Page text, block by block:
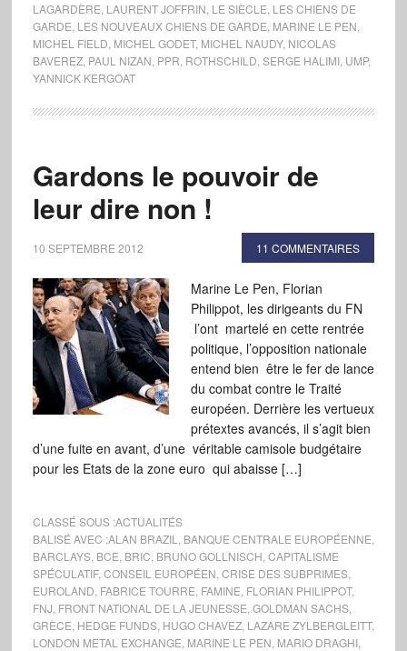
LAGARDÈRE LAURENT JOFFRIN LE SIÈCLE LES CHIENS DE
GARDE LES NOUVEAUX CHIENS DE GARDE MARINE LE PEN
MICHEL FIELD MICHEL GODET, MICHEL NAUDY, NICOLAS
BAVEREZ, PAUL NIZAN PPR ROTHSCHILD SERGE HALIMI, UMP,
YANNICK KERGOAT
Gardons le pouvoir de
leur dire non !
10 SEPTEMBRE 2012 11 COMMENTAIRES
Marine Le Pen, Florian
Philippot, les dirigeants du FN
l’ont martelé en cette rentrée
politique, l’opposition nationale
entend bien être le fer de lance
du combat contre le Traité
européen. Derrière les vertueux
prétextes avancés, il s’agit bien
d’une fuite en avant, d’une véritable camisole budgétaire
pour les Etats de la zone euro qui abaisse […]
CLASSÉ SOUS :ACTUALITÉS
BALISÉ AVEC :ALAN BRAZIL BANQUE CENTRALE EUROPÉENNE
BARCLAYS, BCE BRIC BRUNO GOLLNISCH CAPITALISME
SPÉCULATIF, CONSEIL EUROPÉEN CRISE DES SUBPRIMES,
EUROLAND FABRICE TOURRE FAMINE FLORIAN PHILIPPOT,
FNJ FRONT NATIONAL DE LA JEUNESSE GOLDMAN SACHS,
GRÈCE HEDGE FUNDS, HUGO CHAVEZ, LAZARE ZYLBERGLEITT,
LONDON METAL EXCHANGE MARINE LE PEN MARIO DRAGHI,